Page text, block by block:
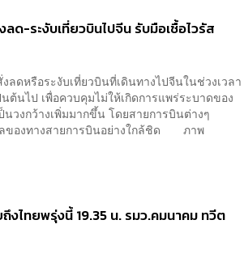
ด-ระงับเที่ยวบินไปจีน รับมือเชื้อไวรัส
ดหรือระงับเที่ยวบินที่เดินทางไปจีนในช่วงเวลา
นไป เพื่อควบคุมไม่ให้เกิดการแพร่ระบาดของ
วงกว้างเพิ่มมากขึ้น โดยสายการบินต่างๆ
ของทางสายการบินอย่างใกล้ชิด ภาพ
งไทยพรุ่งนี้ 19.35 น. รมว.คมนาคม ทวีต